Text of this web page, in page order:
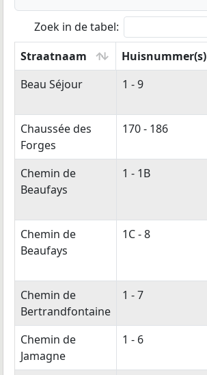
Zoek in de tabel:
Straatnaam
Huisnummer(s)
Straatnaam
Huisnummer(s)
Beau Séjour 1 - 9
Chaussée des
Forges
170 - 186
Chemin de
Beaufays
1 - 1B
Chemin de
Beaufays
1C - 8
Chemin de
Bertrandfontaine
1 - 7
Chemin de
Jamagne
1 - 6